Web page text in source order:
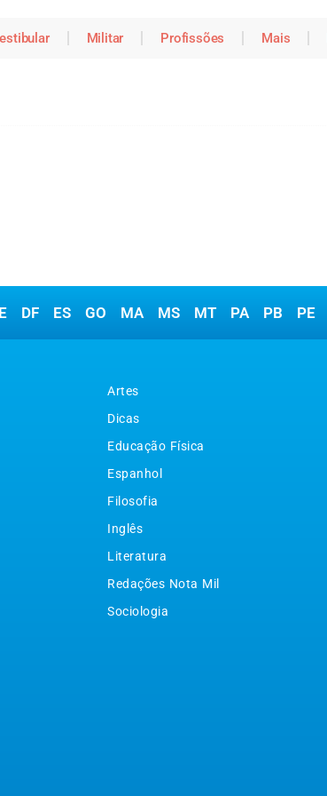
Militar Profissões Mais
DF ES GO MA MS MT PA PB PE
Artes
Dicas
Educação Física
Espanhol
Filosofia
Inglês
Literatura
Redações Nota Mil
Sociologia